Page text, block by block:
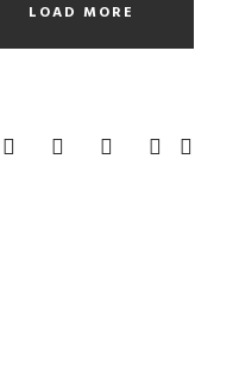
LOAD MORE